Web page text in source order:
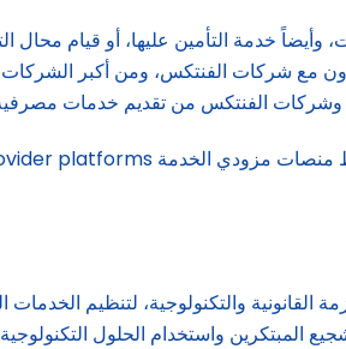
خدمة التأمين عليها، أو قيام محال
القانونية والتكنولوجية، لتنظيم
المبتكرين واستخدام الحلول التكنولوجية